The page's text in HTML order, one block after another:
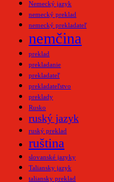
Nemecký jazyk
nemecký preklad
nemecký prekladateľ
nemčina
preklad
prekladanie
prekladateľ
prekladateľstvo
preklady
Rusko
ruský jazyk
ruský preklad
ruština
slovanské jazyky
Taliansky jazyk
taliansky preklad